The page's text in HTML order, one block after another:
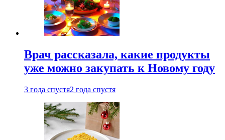
Врач рассказала, какие продукты
уже можно закупать к Новому году
3 года спустя2 года спустя